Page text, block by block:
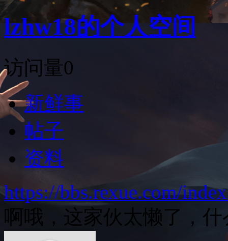
lzhw18的个人空间
访问量0
新鲜事
帖子
资料
https://bbs.rexue.com/
啊哦，这家伙太懒了，